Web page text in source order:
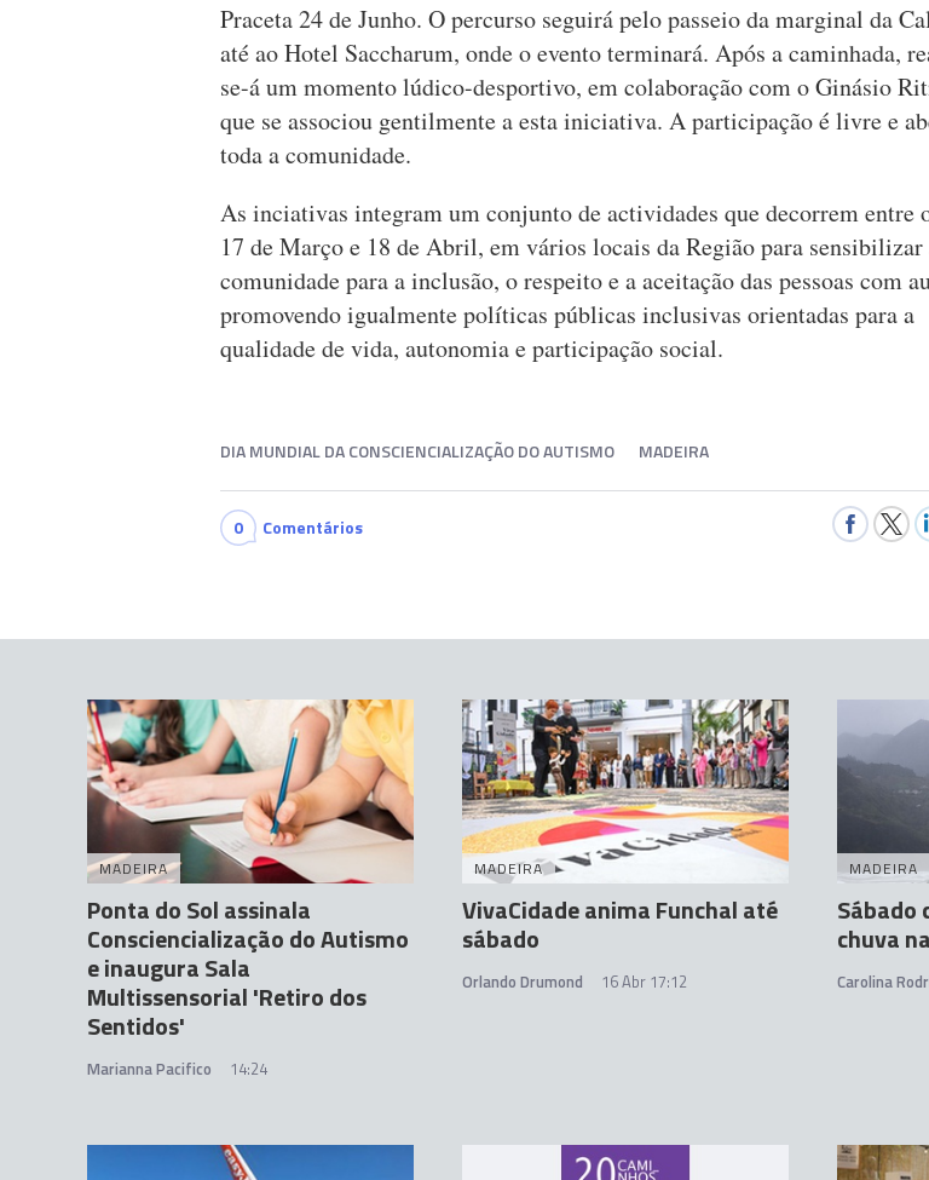
Praceta 24 de Junho. O percurso seguirá pelo passeio da marginal da
até ao Hotel Saccharum, onde o evento terminará. Após a caminhada,
se-á um momento lúdico-desportivo, em colaboração com o Ginásio
que se associou gentilmente a esta iniciativa. A participação é livre e
toda a comunidade.
As inciativas integram um conjunto de actividades que decorrem entre
17 de Março e 18 de Abril, em vários locais da Região para sensibilizar
comunidade para a inclusão, o respeito e a aceitação das pessoas com
promovendo igualmente políticas públicas inclusivas orientadas para a
qualidade de vida, autonomia e participação social.
DIA MUNDIAL DA CONSCIENCIALIZAÇÃO DO AUTISMO MADEIRA
0 Comentários
MADEIRA
Ponta do Sol assinala
Consciencialização do Autismo
e inaugura Sala
Multissensorial 'Retiro dos
Sentidos'
Marianna Pacifico 14:24
MADEIRA
VivaCidade anima Funchal até
sábado
Orlando Drumond 16 Abr 17:12
MADEIRA
Sábado
chuva
Carolina